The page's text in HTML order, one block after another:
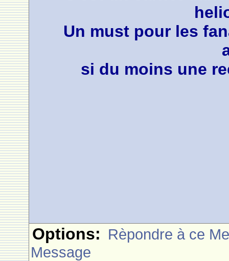
Un must pour les
si du moins une
Options: Rèpondre à ce
Message